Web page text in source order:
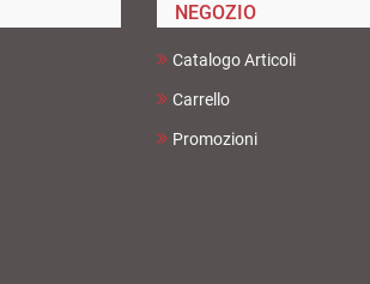
NEGOZIO
Catalogo Articoli
Carrello
Promozioni